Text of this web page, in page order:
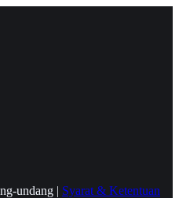
undang | Syarat & Ketentuan